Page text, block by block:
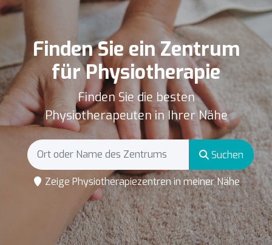
Finden Sie ein Zentrum
für Physiotherapie
Finden Sie die besten
Physiotherapeuten in Ihrer Nähe
Suchen
Zeige Physiotherapiezentren in meiner Nähe